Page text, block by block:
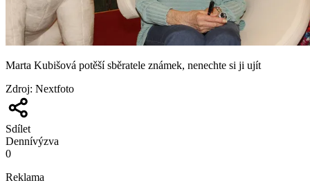
Marta Kubišová potěší sběratele známek, nenechte si ji ujít
Zdroj: Nextfoto
Sdílet
Dennívýzva
0
Reklama